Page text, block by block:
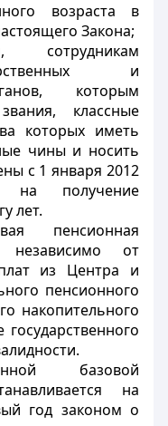
возраста в
Закона;
сотрудникам
и
которым
классные
которых иметь
чины и носить
с 1 января 2012
получение
лет.
пенсионная
независимо от
из Центра и
пенсионного
накопительного
базовой
на
год законом о